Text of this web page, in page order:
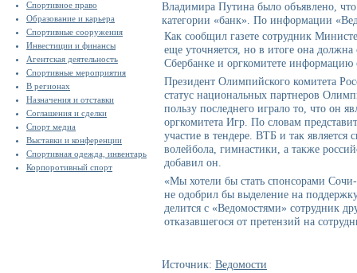
Спортивное право
Образование и карьера
Спортивные сооружения
Инвестиции и финансы
Агентская деятельность
Спортивные мероприятия
В регионах
Назначения и отставки
Соглашения и сделки
Спорт медиа
Выставки и конференции
Спортивная одежда, инвентарь
Корпоротивный спорт
Владимира Путина было объявлено,
категории «банк». По информации
Как сообщил газете сотрудник
еще уточняется, но в итоге она
Сбербанке и оргкомитете информацию
Президент Олимпийского комитета
статус национальных партнеров
пользу последнего играло то, что он
оргкомитета Игр. По словам
участие в тендере. ВТБ и так является
волейбола, гимнастики, а также
добавил он.
«Мы хотели бы стать спонсорами
не одобрил бы выделение на
делится с «Ведомостями» сотрудник
отказавшегося от претензий на
Источник: Ведомости